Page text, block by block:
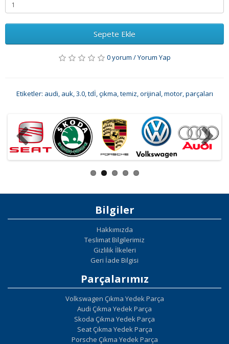
Sepete Ekle
0 yorum /Yorum Yap
Etiketler: audi, auk,3.0,tdİ,çıkma,temiz,orijinal,motor,parçaları
Bilgiler
Hakkımızda
Teslimat Bilgilerimiz
Gizlilik İlkeleri
Geri İade Bilgisi
Parçalarımız
Volkswagen Çıkma Yedek Parça
Audi Çıkma Yedek Parça
Skoda Çıkma Yedek Parça
Seat Çıkma Yedek Parça
Porsche Çıkma Yedek Parça